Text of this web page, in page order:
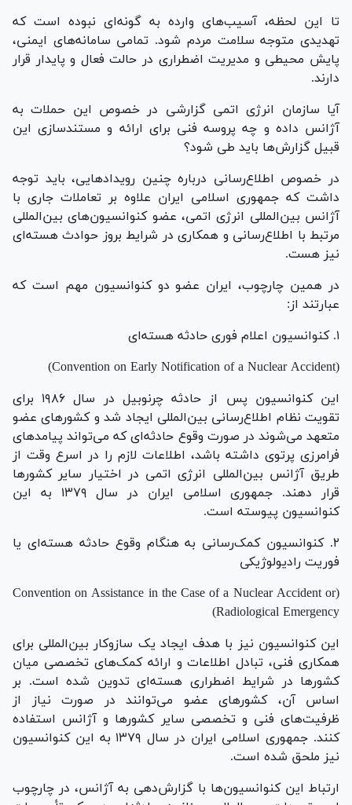
تا این لحظه، آسیب‌های وارده به گونه‌ای نبوده است که
تهدیدی متوجه سلامت مردم شود. تمامی سامانه‌های ایمنی،
پایش محیطی و مدیریت اضطراری در حالت فعال و پایدار قرار
دارند.
آیا سازمان انرژی اتمی گزارشی در خصوص این حملات به
آژانس داده و چه پروسه فنی برای ارائه و مستندسازی این
قبیل گزارش‌ها باید طی شود؟
در خصوص اطلاع‌رسانی درباره چنین رویدادهایی، باید توجه
داشت که جمهوری اسلامی ایران علاوه بر تعاملات جاری با
آژانس بین‌المللی انرژی اتمی، عضو کنوانسیون‌های بین‌المللی
مرتبط با اطلاع‌رسانی و همکاری در شرایط بروز حوادث هسته‌ای
نیز هست.
در همین چارچوب، ایران عضو دو کنوانسیون مهم است که
عبارتند از:
۱. کنوانسیون اعلام فوری حادثه هسته‌ای
(Convention on Early Notification of a Nuclear Accident)
این کنوانسیون پس از حادثه چرنوبیل در سال ۱۹۸۶ برای
تقویت نظام اطلاع‌رسانی بین‌المللی ایجاد شد و کشور‌های عضو
متعهد می‌شوند در صورت وقوع حادثه‌ای که می‌تواند پیامد‌های
فرامرزی پرتوی داشته باشد، اطلاعات لازم را در اسرع وقت از
طریق آژانس بین‌المللی انرژی اتمی در اختیار سایر کشور‌ها
قرار دهند. جمهوری اسلامی ایران در سال ۱۳۷۹ به این
کنوانسیون پیوسته است.
۲. کنوانسیون کمک‌رسانی به هنگام وقوع حادثه هسته‌ای یا
فوریت رادیولوژیکی
(Convention on Assistance in the Case of a Nuclear Accident or
Radiological Emergency)
این کنوانسیون نیز با هدف ایجاد یک سازوکار بین‌المللی برای
همکاری فنی، تبادل اطلاعات و ارائه کمک‌های تخصصی میان
کشور‌ها در شرایط اضطراری هسته‌ای تدوین شده است. بر
اساس آن، کشور‌های عضو می‌توانند در صورت نیاز از
ظرفیت‌های فنی و تخصصی سایر کشور‌ها و آژانس استفاده
کنند. جمهوری اسلامی ایران در سال ۱۳۷۹ به این کنوانسیون
نیز ملحق شده است.
ارتباط این کنوانسیون‌ها با گزارش‌دهی به آژانس، در چارچوب